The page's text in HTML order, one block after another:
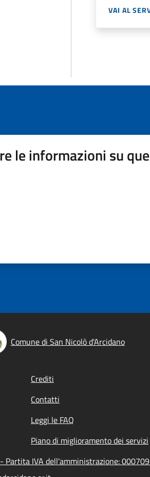
VAI AL
le informazioni su
Comune di San Nicolò d'Arcidano
Crediti
Contatti
Leggi le FAQ
Piano di miglioramento dei servizi
Partita IVA dell'amministrazione: